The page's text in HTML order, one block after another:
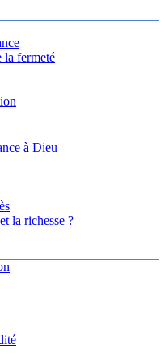
la fermeté
à Dieu
la richesse ?